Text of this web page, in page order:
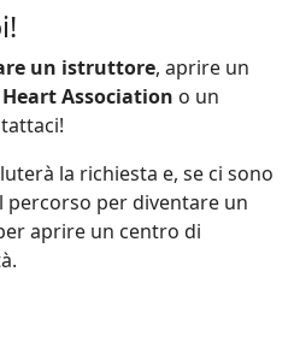
un istruttore, aprire un
Association o un
la richiesta e, se ci sono
percorso per diventare un
aprire un centro di